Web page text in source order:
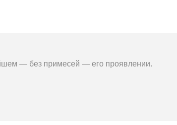
— без примесей — его проявлении.